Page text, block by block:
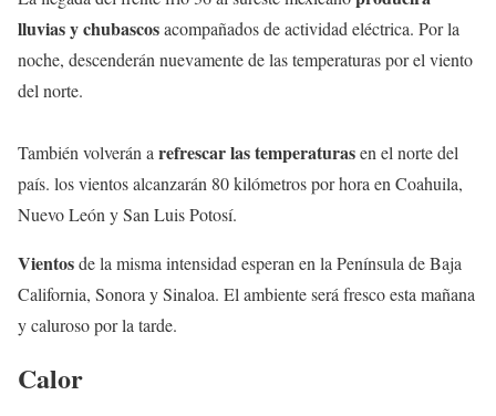
lluvias y chubascosacompañados de actividad eléctrica. Por la
noche, descenderán nuevamente de las temperaturas por el viento
del norte.
También volverán a refrescar las temperaturasen el norte del
país. los vientos alcanzarán 80 kilómetros por hora en Coahuila,
Nuevo León y San Luis Potosí.
Vientosde la misma intensidad esperan en la Península de Baja
California, Sonora y Sinaloa. El ambiente será fresco esta mañana
y caluroso por la tarde.
Calor